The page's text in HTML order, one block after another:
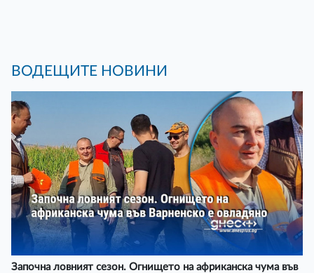
ВОДЕЩИТЕ НОВИНИ
Започна ловният сезон. Огнището на африканска чума във